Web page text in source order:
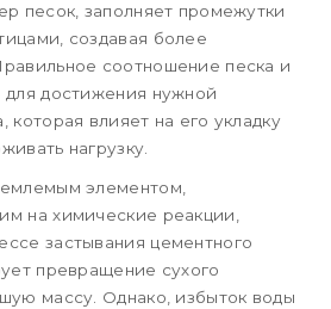
песок, заполняет промежутки
создавая более
соотношение песка и
для достижения нужной
которая влияет на его укладку
нагрузку.
элементом,
на химические реакции,
застывания цементного
превращение сухого
массу. Однако, избыток воды